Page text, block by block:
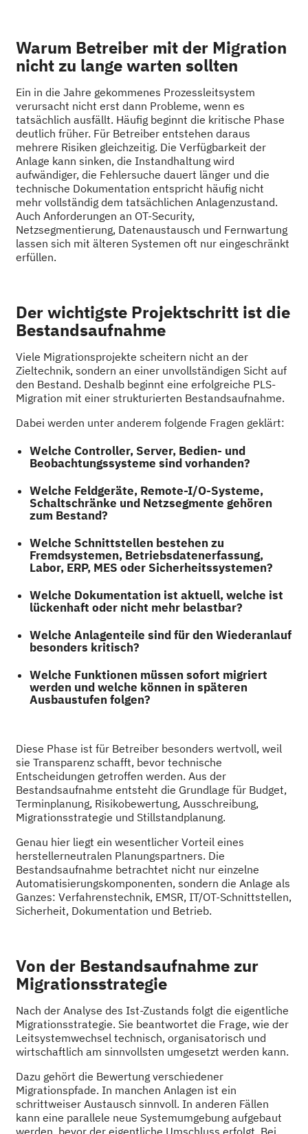
Warum Betreiber mit der Migration
nicht zu lange warten sollten
Ein in die Jahre gekommenes Prozessleitsystem
verursacht nicht erst dann Probleme, wenn es
tatsächlich ausfällt. Häufig beginnt die kritische Phase
deutlich früher. Für Betreiber entstehen daraus
mehrere Risiken gleichzeitig. Die Verfügbarkeit der
Anlage kann sinken, die Instandhaltung wird
aufwändiger, die Fehlersuche dauert länger und die
technische Dokumentation entspricht häufig nicht
mehr vollständig dem tatsächlichen Anlagenzustand.
Auch Anforderungen an OT-Security,
Netzsegmentierung, Datenaustausch und Fernwartung
lassen sich mit älteren Systemen oft nur eingeschränkt
erfüllen.
Der wichtigste Projektschritt ist die
Bestandsaufnahme
Viele Migrationsprojekte scheitern nicht an der
Zieltechnik, sondern an einer unvollständigen Sicht auf
den Bestand. Deshalb beginnt eine erfolgreiche PLS-
Migration mit einer strukturierten Bestandsaufnahme.
Dabei werden unter anderem folgende Fragen geklärt:
Welche Controller, Server, Bedien- und
Beobachtungssysteme sind vorhanden?
Welche Feldgeräte, Remote-I/O-Systeme,
Schaltschränke und Netzsegmente gehören
zum Bestand?
Welche Schnittstellen bestehen zu
Fremdsystemen, Betriebsdatenerfassung,
Labor, ERP, MES oder Sicherheitssystemen?
Welche Dokumentation ist aktuell, welche ist
lückenhaft oder nicht mehr belastbar?
Welche Anlagenteile sind für den Wiederanlauf
besonders kritisch?
Welche Funktionen müssen sofort migriert
werden und welche können in späteren
Ausbaustufen folgen?
Diese Phase ist für Betreiber besonders wertvoll, weil
sie Transparenz schafft, bevor technische
Entscheidungen getroffen werden. Aus der
Bestandsaufnahme entsteht die Grundlage für Budget,
Terminplanung, Risikobewertung, Ausschreibung,
Migrationsstrategie und Stillstandplanung.
Genau hier liegt ein wesentlicher Vorteil eines
herstellerneutralen Planungspartners. Die
Bestandsaufnahme betrachtet nicht nur einzelne
Automatisierungskomponenten, sondern die Anlage als
Ganzes: Verfahrenstechnik, EMSR, IT/OT-Schnittstellen,
Sicherheit, Dokumentation und Betrieb.
Von der Bestandsaufnahme zur
Migrationsstrategie
Nach der Analyse des Ist-Zustands folgt die eigentliche
Migrationsstrategie. Sie beantwortet die Frage, wie der
Leitsystemwechsel technisch, organisatorisch und
wirtschaftlich am sinnvollsten umgesetzt werden kann.
Dazu gehört die Bewertung verschiedener
Migrationspfade. In manchen Anlagen ist ein
schrittweiser Austausch sinnvoll. In anderen Fällen
kann eine parallele neue Systemumgebung aufgebaut
werden, bevor der eigentliche Umschluss erfolgt. Bei